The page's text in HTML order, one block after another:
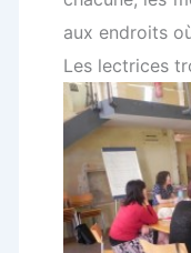
aux endroits
Les lectrices